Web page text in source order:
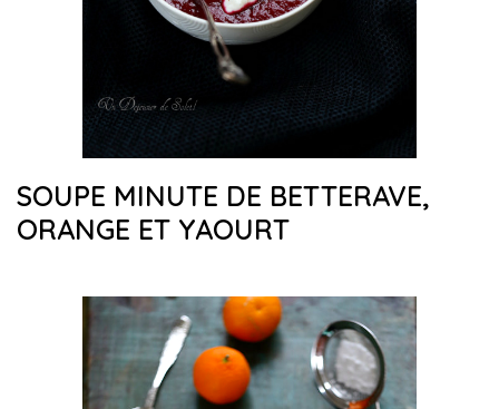
SOUPE MINUTE DE BETTERAVE,
ORANGE ET YAOURT